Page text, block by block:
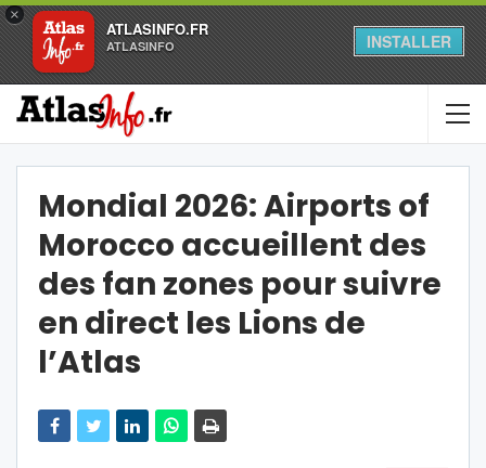
×
ATLASINFO.FR
ATLASINFO INSTALLER
Mondial 2026: Airports of
Morocco accueillent des
des fan zones pour suivre
en direct les Lions de
l’Atlas